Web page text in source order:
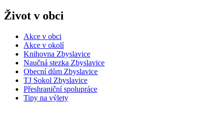
Život v obci
Akce v obci
Akce v okolí
Knihovna Zbyslavice
Naučná stezka Zbyslavice
Obecní dům Zbyslavice
TJ Sokol Zbyslavice
Přeshraniční spolupráce
Tipy na výlety